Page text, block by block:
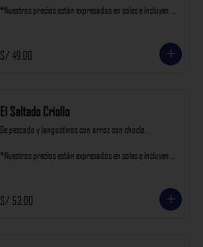
*Nuestros precios están expresados en soles e incluyen
S/ 49.00
El Saltado Criollo
De pescado y langostinos con arroz con choclo.
*Nuestros precios están expresados en soles e incluyen
S/ 53.00